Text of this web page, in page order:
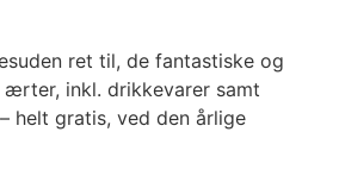
ret til, de fantastiske og
inkl. drikkevarer samt
helt gratis, ved den årlige